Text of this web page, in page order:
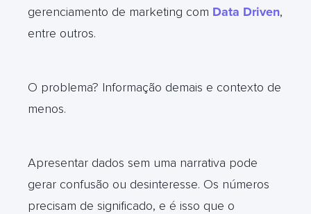
gerenciamento de marketing com Data Driven,
entre outros.
O problema? Informação demais e contexto de
menos.
Apresentar dados sem uma narrativa pode
gerar confusão ou desinteresse. Os números
precisam de significado, e é isso que o